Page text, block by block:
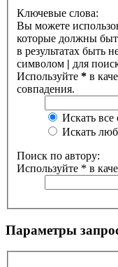
Ключевые слова:
Вы можете
которые должны
в результатах быть
символом | для
Используйте * в
совпадения.
Искать все
Искать
Поиск по автору:
Используйте * в
Параметры